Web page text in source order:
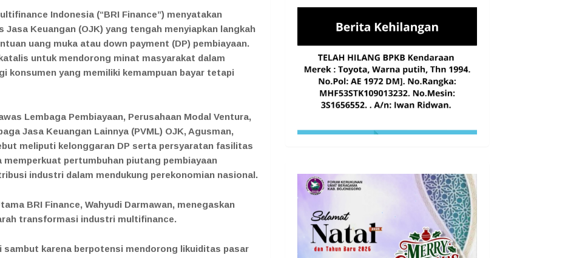
Indonesia (“BRI Finance”) menyatakan
Keuangan (OJK) yang tengah menyiapkan langkah
uang muka atau down payment (DP) pembiayaan.
untuk mendorong minat masyarakat dalam
konsumen yang memiliki kemampuan bayar tetapi
Lembaga Pembiayaan, Perusahaan Modal Ventura,
Jasa Keuangan Lainnya (PVML) OJK, Agusman,
meliputi kelonggaran DP serta persyaratan fasilitas
memperkuat pertumbuhan piutang pembiayaan
industri dalam mendukung perekonomian nasional.
BRI Finance, Wahyudi Darmawan, menegaskan
transformasi industri multifinance.
sambut karena berpotensi mendorong likuiditas pasar